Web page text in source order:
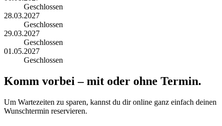
Geschlossen
28.03.2027
Geschlossen
29.03.2027
Geschlossen
01.05.2027
Geschlossen
Komm vorbei – mit oder ohne Termin.
Um Wartezeiten zu sparen, kannst du dir online ganz einfach deinen
Wunschtermin reservieren.